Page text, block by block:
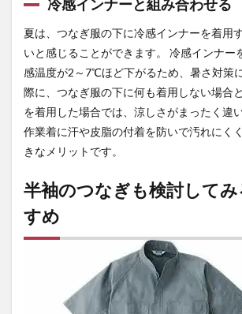
冷感インナーと組み合わせる
夏は、つなぎ服の下に冷感インナーを着用
いと感じることができます。 冷感インナー
感温度が2～7℃ほど下がるため、暑さ対策
際に、つなぎ服の下に何も着用しない場合
を着用した場合では、涼しさがまったく違
作業着に汗や皮脂の付着を防いで汚れにく
きなメリットです。
半袖のつなぎも検討して
すめ